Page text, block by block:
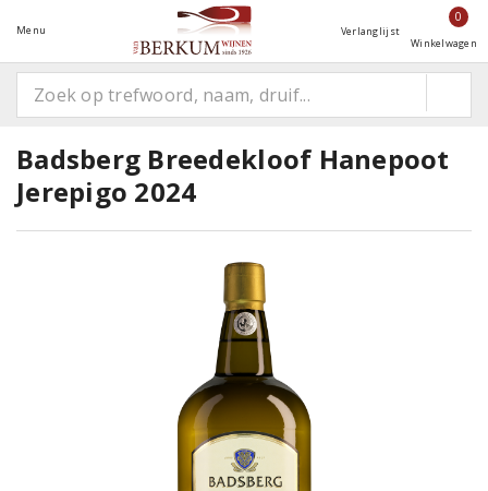
Menu Verlanglijst
0
Winkelwagen
Badsberg Breedekloof Hanepoot
Jerepigo 2024